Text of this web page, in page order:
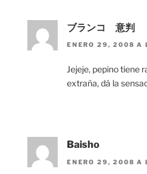
ブランコ 意判
ENERO 29, 2008 A
Jejeje, pepino tiene
extraña, dá la
Baisho
ENERO 29, 2008 A